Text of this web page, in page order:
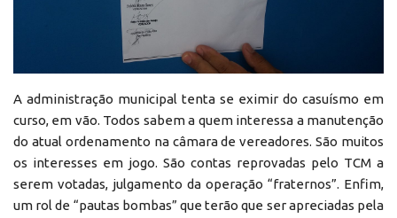
A administração municipal tenta se eximir do casuísmo em
curso, em vão. Todos sabem a quem interessa a manutenção
do atual ordenamento na câmara de vereadores. São muitos
os interesses em jogo. São contas reprovadas pelo TCM a
serem votadas, julgamento da operação “fraternos”. Enfim,
um rol de “pautas bombas” que terão que ser apreciadas pela